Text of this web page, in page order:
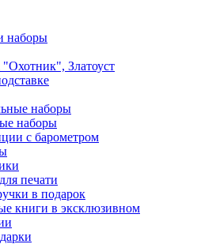
наборы
Златоуст
наборы
наборы
с барометром
печати
в подарок
книги в эксклюзивном